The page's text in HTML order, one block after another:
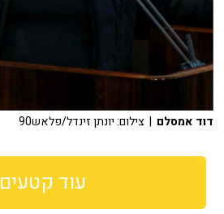
דוד אמסלם | צילום: יונתן זינדל/פלאש90
עוד קטעים